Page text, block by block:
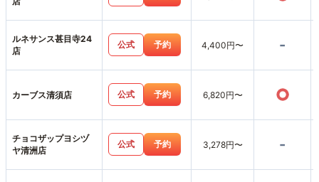
ルネサンス甚目寺24
店
公式 予約 4,400円〜 -
カーブス清須店 公式 予約 6,820円〜 ○
チョコザップヨシヅ
ヤ清洲店
公式 予約 3,278円〜 -